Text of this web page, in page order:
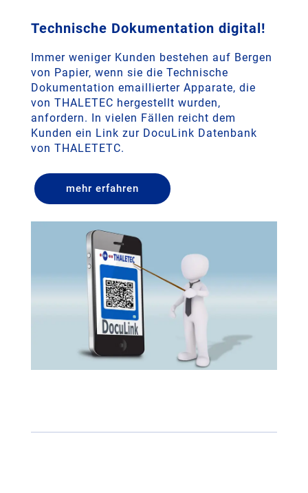
Technische Dokumentation digital!
Immer weniger Kunden bestehen auf Bergen
von Papier, wenn sie die Technische
Dokumentation emaillierter Apparate, die
von THALETEC hergestellt wurden,
anfordern. In vielen Fällen reicht dem
Kunden ein Link zur DocuLink Datenbank
von THALETETC.
mehr erfahren